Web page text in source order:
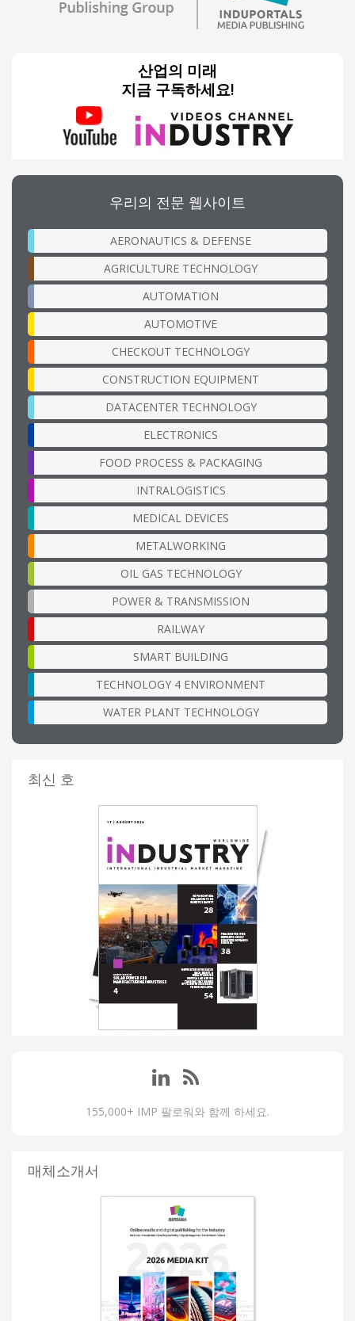
산업의 미래
지금 구독하세요!
우리의 전문 웹사이트
AERONAUTICS & DEFENSE
AGRICULTURE TECHNOLOGY
AUTOMATION
AUTOMOTIVE
CHECKOUT TECHNOLOGY
CONSTRUCTION EQUIPMENT
DATACENTER TECHNOLOGY
ELECTRONICS
FOOD PROCESS & PACKAGING
INTRALOGISTICS
MEDICAL DEVICES
METALWORKING
OIL GAS TECHNOLOGY
POWER & TRANSMISSION
RAILWAY
SMART BUILDING
TECHNOLOGY 4 ENVIRONMENT
WATER PLANT TECHNOLOGY
최신 호
155,000+ IMP 팔로워와 함께 하세요.
매체소개서